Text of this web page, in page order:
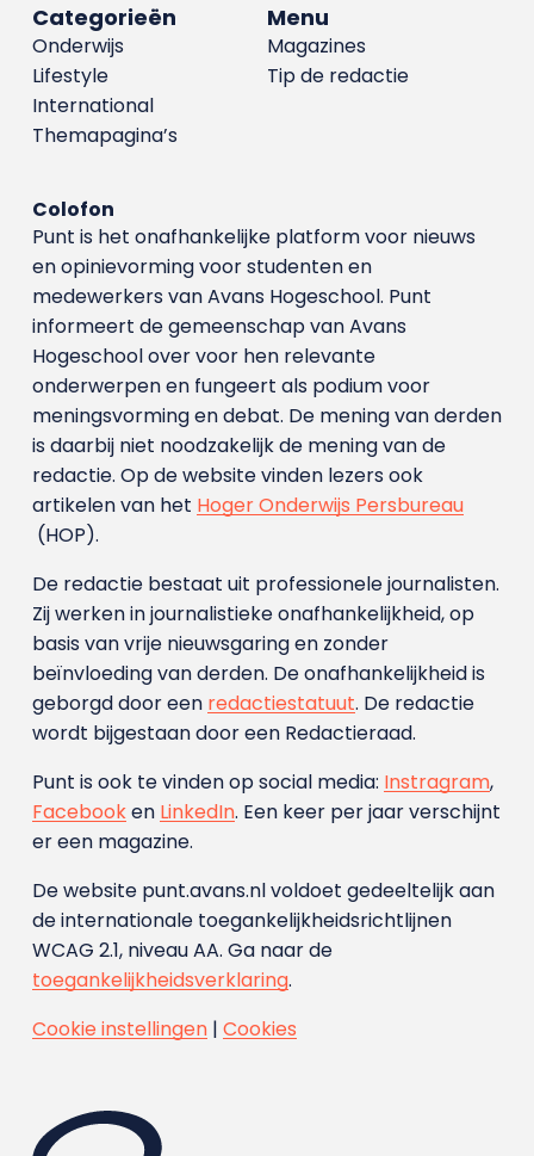
Menu
Magazines
Tip de redactie
Categorieën
Onderwijs
Lifestyle
International
Themapagina’s
Colofon
Punt is het onafhankelijke platform voor nieuws
en opinievorming voor studenten en
medewerkers van Avans Hoge­school. Punt
informeert de gemeenschap van Avans
Hogeschool over voor hen relevante
onderwerpen en fungeert als podium voor
meningsvorming en debat. De mening van derden
is daarbij niet noodzakelijk de mening van de
redactie. Op de website vinden lezers ook
artikelen van het Hoger Onderwijs Persbureau
(HOP).
De redactie bestaat uit professionele journalisten.
Zij werken in journalistieke onafhankelijkheid, op
basis van vrije nieuwsgaring en zonder
beïnvloeding van derden. De onafhankelijkheid is
geborgd door een redactiestatuut. De redactie
wordt bijgestaan door een Redactieraad.
Punt is ook te vinden op social media: Instragram,
Facebooken LinkedIn. Een keer per jaar verschijnt
er een magazine.
De website punt.avans.nl voldoet gedeeltelijk aan
de internationale toegankelijkheidsrichtlijnen
WCAG 2.1, niveau AA. Ga naar de
toegankelijkheidsverklaring.
Cookie instellingen| Cookies